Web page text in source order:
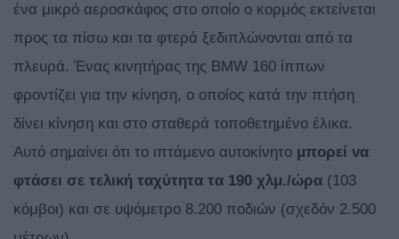
ένα μικρό αεροσκάφος στο οποίο ο κορμός εκτείνεται
προς τα πίσω και τα φτερά ξεδιπλώνονται από τα
πλευρά. Ένας κινητήρας της BMW 160 ίππων
φροντίζει για την κίνηση, ο οποίος κατά την πτήση
δίνει κίνηση και στο σταθερά τοποθετημένο έλικα.
Αυτό σημαίνει ότι το ιπτάμενο αυτοκίνητο μπορεί να
φτάσει σε τελική ταχύτητα τα 190 χλμ./ώρα (103
κόμβοι) και σε υψόμετρο 8.200 ποδιών (σχεδόν 2.500